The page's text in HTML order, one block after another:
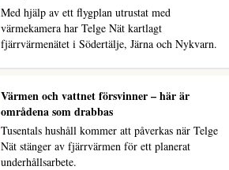
Med hjälp av ett flygplan utrustat med
värmekamera har Telge Nät kartlagt
fjärrvärmenätet i Södertälje, Järna och Nykvarn.
Värmen och vattnet försvinner – här är
områdena som drabbas
Tusentals hushåll kommer att påverkas när Telge
Nät stänger av fjärrvärmen för ett planerat
underhållsarbete.